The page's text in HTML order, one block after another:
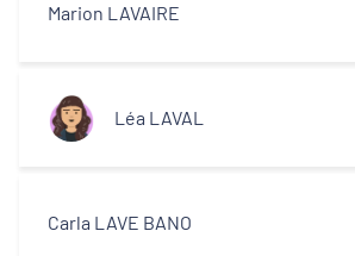
Marion LAVAIRE
Léa LAVAL
Carla LAVE BANO